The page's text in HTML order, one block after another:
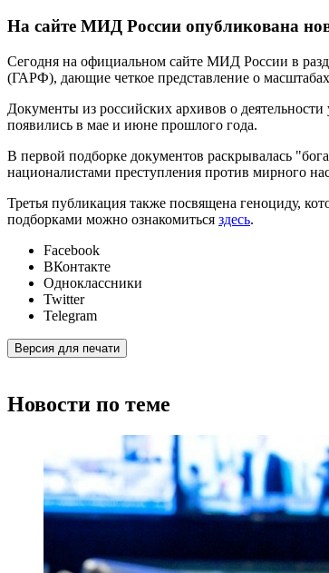
На сайте МИД России опубликована
Сегодня на официальном сайте МИД России в
(ГАРФ), дающие четкое представление о
Документы из российских архивов о
появились в мае и июне прошлого года.
В первой подборке документов раскрывалась
националистами преступления против мирного
Третья публикация также посвящена геноциду,
подборками можно ознакомиться здесь.
Facebook
ВКонтакте
Одноклассники
Twitter
Telegram
Версия для печати
Новости по теме